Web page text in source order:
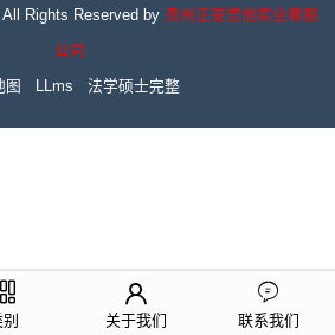
Rights Reserved by 贵州正安吉他实业有限
公司
图
LLms 法学硕士完整
关于我们 联系我们